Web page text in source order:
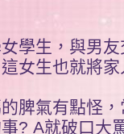
學生，與男
女生也就將
脾氣有點怪
? A就破口大